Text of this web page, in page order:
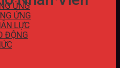
ỨNG
ỨNG
LỰC
ĐỘNG